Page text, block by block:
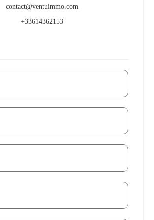
contact@ventuimmo.com
+33614362153